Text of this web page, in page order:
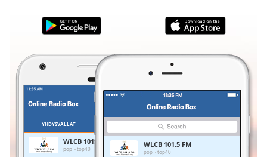
Duration-:-
0.00%
Stream
TypeLIVE
Seek to
LIVE
Remaining
YHDYSVALLAT
WLCB 101.5 FM
pop top40
WLCB 101.5 FM
pop top40